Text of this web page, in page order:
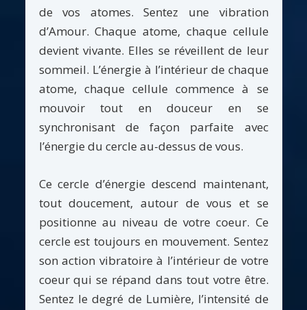
de vos atomes. Sentez une vibration
d’Amour. Chaque atome, chaque cellule
devient vivante. Elles se réveillent de leur
sommeil. L’énergie à l’intérieur de chaque
atome, chaque cellule commence à se
mouvoir tout en douceur en se
synchronisant de façon parfaite avec
l’énergie du cercle au-dessus de vous.
Ce cercle d’énergie descend maintenant,
tout doucement, autour de vous et se
positionne au niveau de votre coeur. Ce
cercle est toujours en mouvement. Sentez
son action vibratoire à l’intérieur de votre
coeur qui se répand dans tout votre être.
Sentez le degré de Lumière, l’intensité de